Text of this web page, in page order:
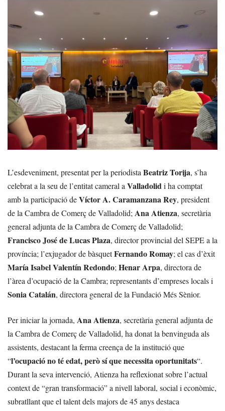
L’esdeveniment, presentat per la periodistaBeatriz Torija, s’ha
celebrat a la seu de l’entitat cameral aValladolidi ha comptat
amb la participació deVíctor A. Caramanzana Rey, president
de la Cambra de Comerç de Valladolid;Ana Atienza, secretària
general adjunta de la Cambra de Comerç de Valladolid;
Francisco José de Lucas Plaza, director provincial del SEPE a la
província; l’exjugador de bàsquetFernando Romay; el cas d’èxit
María Isabel Valentín Redondo;Henar Arpa, directora de
l’àrea d’ocupació de la Cambra; representants d’empreses locals i
Sonia Catalán, directora general de la Fundació Més Sènior.
Per iniciar la jornada, Ana Atienza, secretària general adjunta de
la Cambra de Comerç de Valladolid, ha donat la benvinguda als
assistents, destacant la ferma creença de la institució que
“l’ocupació no té edat, però sí que necessita oportunitats“.
Durant la seva intervenció, Atienza ha reflexionat sobre l’actual
context de “gran transformació” a nivell laboral, social i econòmic,
subratllant que el talent dels majors de 45 anys destaca